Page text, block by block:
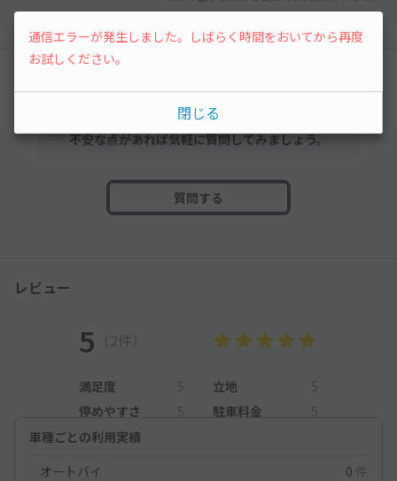
まだ質問がありません。なにかわからないことや
不安な点があれば気軽に質問してみましょう。
質問する
レビュー
5 （2件）
満足度 5 立地
5
停めやすさ
5 駐車料金
5
車種ごとの利用実績
オートバイ
0 件
通信エラーが発生しました。しばらく時間をおいてから再度
お試しください。
閉じる